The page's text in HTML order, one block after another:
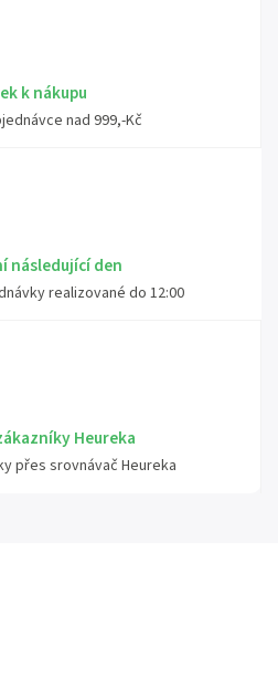
k nákupu
nad 999,-Kč
následující den
realizované do 12:00
Heureka
přes srovnávač Heureka